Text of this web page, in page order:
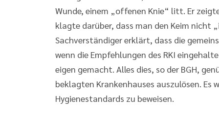
Wunde, einem „offenen Knie“ litt. Er
klagte darüber, dass man den Keim nicht
Sachverständiger erklärt, dass die
wenn die Empfehlungen des RKI
eigen gemacht. Alles dies, so der BGH,
beklagten Krankenhauses auszulösen. Es
Hygienestandards zu beweisen.